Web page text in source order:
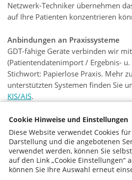
Cookie Hinweise und Einstellungen
Diese Website verwendet Cookies
Darstellung und die angebotenen
verwendet werden, können Sie
auf den Link „Cookie Einstellungen“
können Sie Ihre Auswahl erneut
Netzwerk-Techniker übernehmen
auf Ihre Patienten konzentrieren
Anbindungen an Praxissysteme
GDT-fähige Geräte verbinden wir
(Patientendatenimport / Ergebnis-
Stichwort: Papierlose Praxis. Mehr
unterstützten Systemen finden Sie
KIS/AIS.
Software Installationen und
Ist Ihre Software noch aktuell? Sie
Software auf einem neuen Server
sind unsere IT-Spezialisten und
richtigen Ansprechpartner.